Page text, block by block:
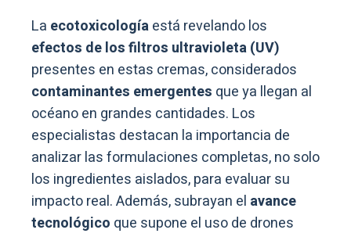
La ecotoxicologíaestá revelando los
efectos de los filtros ultravioleta (UV)
presentes en estas cremas, considerados
contaminantes emergentes que ya llegan al
océano en grandes cantidades. Los
especialistas destacan la importancia de
analizar las formulaciones completas, no solo
los ingredientes aislados, para evaluar su
impacto real. Además, subrayan el avance
tecnológico que supone el uso de drones